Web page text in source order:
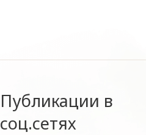
Публикации в
соц.сетях